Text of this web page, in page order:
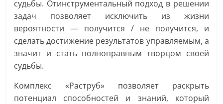
судьбы. Отинструментальный подход в решении
задач позволяет исключить из жизни
вероятности — получится / не получится, и
сделать достижение результатов управляемым, а
значит и стать полноправным творцом своей
судьбы.
Комплекс «Раструб» позволяет раскрыть
потенциал способностей и знаний, который